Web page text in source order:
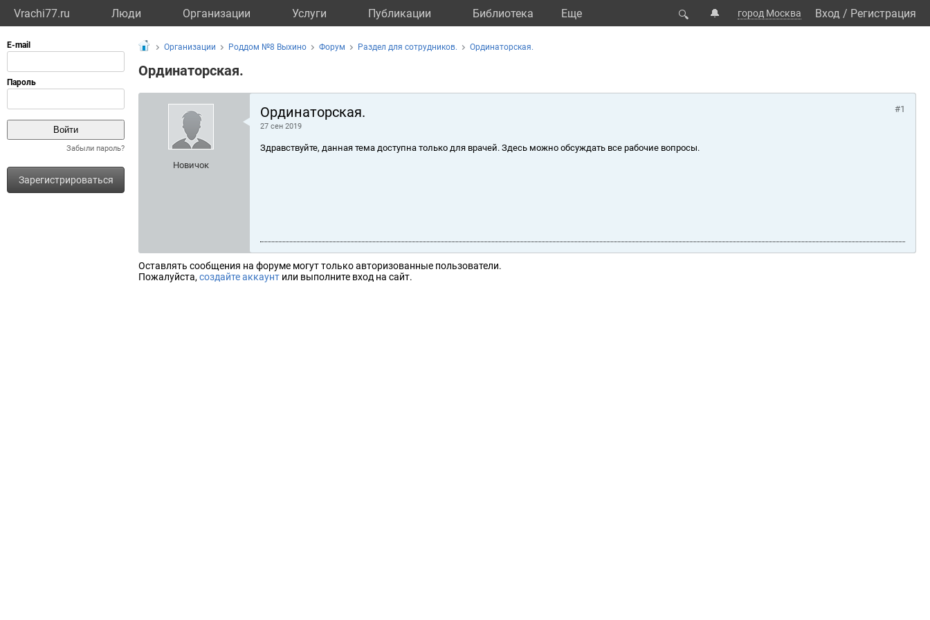
Vrachi77.ru Люди Организации Услуги Публикации Библиотека Eще 🔍 🔔 город Москва Вход / Регистрация
Забыли пароль?
Зарегистрироваться
Организации Роддом №8 Выхино Форум Раздел для сотрудников. Ординаторская.
Ординаторская.
Новичок
Ординаторская.
27 сен 2019
#1
Здравствуйте, данная тема доступна только для врачей. Здесь можно обсуждать все рабочие вопросы.
Оставлять сообщения на форуме могут только авторизованные пользователи.
Пожалуйста, создайте аккаунт или выполните вход на сайт.